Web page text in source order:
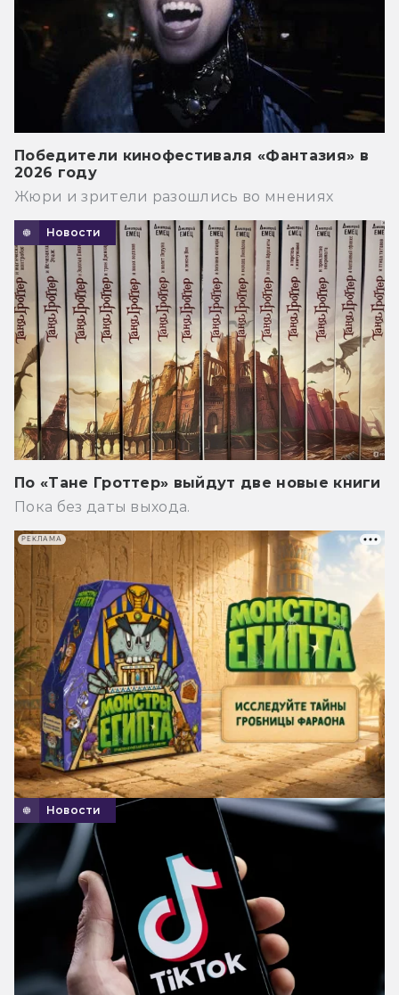
Победители кинофестиваля «Фантазия» в
2026 году
Жюри и зрители разошлись во мнениях
Новости
По «Тане Гроттер» выйдут две новые книги
Пока без даты выхода.
Новости
РЕКЛАМА